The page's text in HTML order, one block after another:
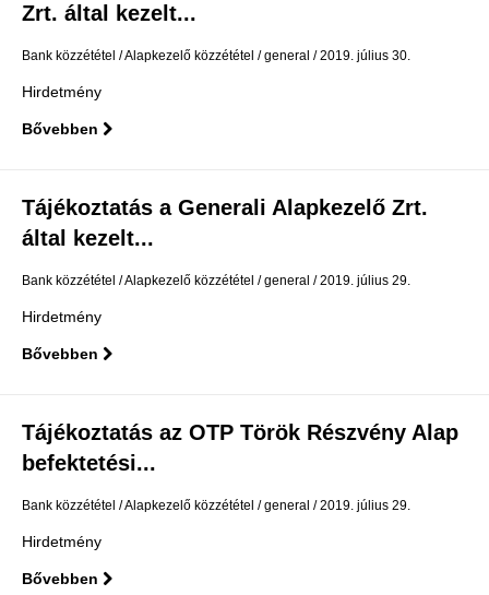
Zrt. által kezelt...
Bank közzététel Alapkezelő közzététel general 2019. július 30.
Hirdetmény
Bővebben
Tájékoztatás a Generali Alapkezelő Zrt.
által kezelt...
Bank közzététel Alapkezelő közzététel general 2019. július 29.
Hirdetmény
Bővebben
Tájékoztatás az OTP Török Részvény Alap
befektetési...
Bank közzététel Alapkezelő közzététel general 2019. július 29.
Hirdetmény
Bővebben